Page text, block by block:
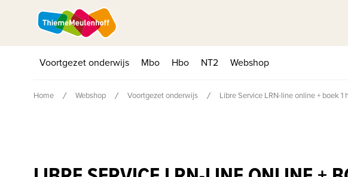
Voortgezet onderwijs Mbo Hbo NT2 Webshop
Home Webshop Voortgezet onderwijs Libre Service LRN-line online + boek